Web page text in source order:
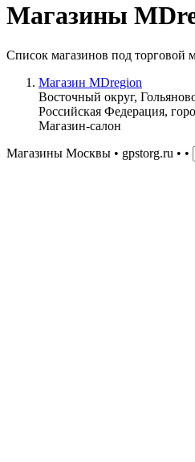
Магазины
Список магазинов под торговой
Магазин MDregion
Восточный округ,
Российская Федерация,
Магазин-салон
Магазины Москвы • gpstorg.ru • •